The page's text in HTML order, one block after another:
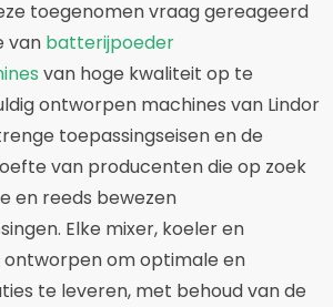
toegenomen vraag gereageerd
van batterijpoeder
van hoge kwaliteit op te
ontworpen machines van Lindor
toepassingseisen en de
van producenten die op zoek
en reeds bewezen
Elke mixer, koeler en
ontworpen om optimale en
te leveren, met behoud van de